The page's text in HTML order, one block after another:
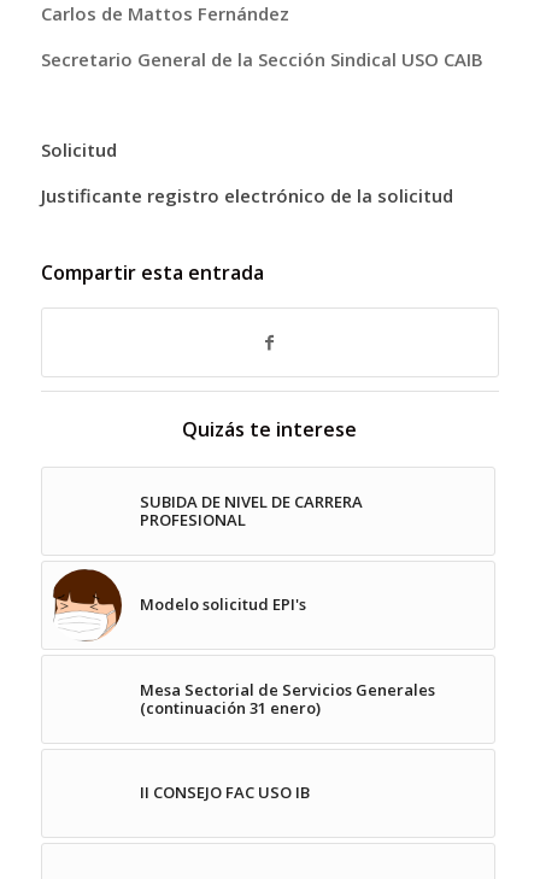
Carlos de Mattos Fernández
Secretario General de la Sección Sindical USO CAIB
Solicitud
Justificante registro electrónico de la solicitud
Compartir esta entrada
Quizás te interese
SUBIDA DE NIVEL DE CARRERA
PROFESIONAL
Modelo solicitud EPI's
Mesa Sectorial de Servicios Generales
(continuación 31 enero)
II CONSEJO FAC USO IB